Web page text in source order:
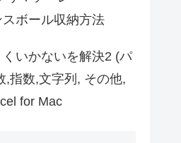
スボール収納方法
いかないを解決2 (パ
,指数,文字列, その他,
for Mac